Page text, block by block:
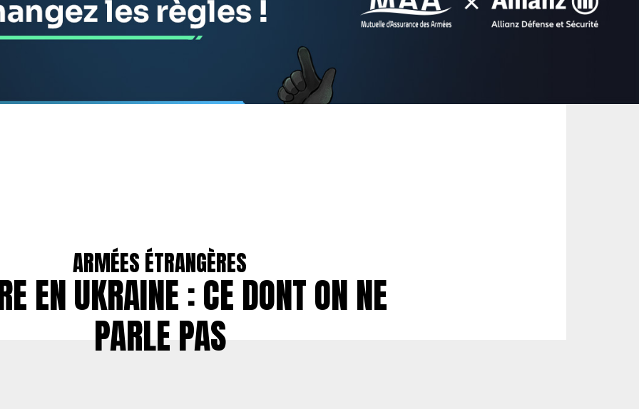
ARMÉES ÉTRANGÈRES
EN UKRAINE : CE DONT ON NE
PARLE PAS